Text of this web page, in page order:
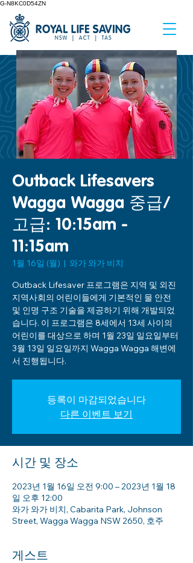
G-N8KC0D54ZN
Outback Lifesavers
Wagga Wagga 중급/
고급: 10:15am -
11:15am
1월 16일 (월)
  |
와가 와가 비치
Outback Lifesaver 프로그램은 지역 및 외진
지역사회의 어린이들에게 기본적인 물 안전
및 인명 구조 기술을 제공하기 위해 개발되었
습니다. 이 프로그램은 8세에서 13세 사이의
어린이를 대상으로 하며 1월 23일 일요일부터
3월 13일 일요일까지 Wagga Wagga 해변에
서 진행됩니다.
등록이 마감되었습니다
다른 이벤트 보기
시간 및 장소
2023년 1월 16일 오전 9:00 – 2023년 1월 18
일 오후 12:00
와가 와가 비치, Cabarita Park, Johnson
Street, Wagga Wagga NSW 2650, 호주
게스트